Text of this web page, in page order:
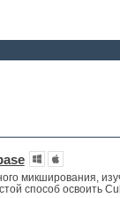
микширования,
способ освоить